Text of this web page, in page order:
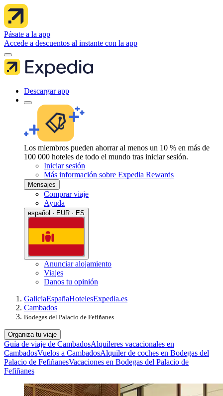
Pásate a la app
Accede a descuentos al instante con la app
Descargar app
Los miembros pueden ahorrar al menos un 10 % en más de
100 000 hoteles de todo el mundo tras iniciar sesión.
Iniciar sesión
Más información sobre Expedia Rewards
Mensajes
Comprar viaje
Ayuda
español · EUR · ES
Anunciar alojamiento
Viajes
Danos tu opinión
GaliciaEspañaHotelesExpedia.es
Cambados
Bodegas del Palacio de Fefiñanes
Organiza tu viaje
Guía de viaje de CambadosAlquileres vacacionales en
CambadosVuelos a CambadosAlquiler de coches en Bodegas del
Palacio de FefiñanesVacaciones en Bodegas del Palacio de
Fefiñanes